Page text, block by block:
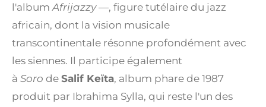
l'album Afrijazzy —, figure tutélaire du jazz
africain, dont la vision musicale
transcontinentale résonne profondément avec
les siennes. Il participe également
à Soro de Salif Keïta, album phare de 1987
produit par Ibrahima Sylla, qui reste l'un des